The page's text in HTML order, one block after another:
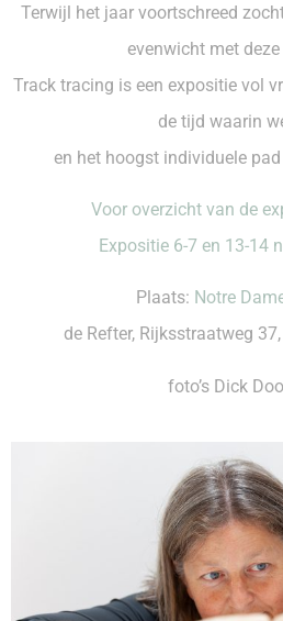
Terwijl het jaar voortschreed
evenwicht met
Track tracing is een expositie vol
de tijd waarin
en het hoogst individuele
Voor overzicht van de
Expositie 6-7 en 13-14
Plaats: Notre
de Refter, Rijksstraatweg
foto’s Dick